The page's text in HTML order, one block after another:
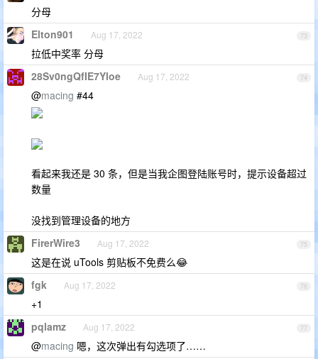
分母
73
Elton901 Aug 17, 2022
拉低中奖率 分母
74
28Sv0ngQfIE7Yloe Aug 17, 2022
@macing #44
看起来我还是 30 条，但是当我企图登陆账号时，提示设备超过
数量
没找到管理设备的地方
75
FirerWire3 Aug 17, 2022
这是在说 uTools 剪贴板不免费么😂
76
fgk Aug 17, 2022
+1
77
pqlamz Aug 17, 2022
@macing 嗯，这次弹出有勾选项了……